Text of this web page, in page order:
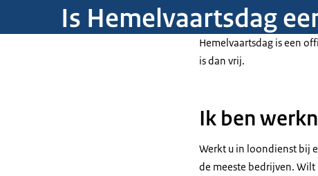
Is Hemelvaartsdag
Hemelvaartsdag is een
is dan vrij.
Ik ben
Werkt u in loondienst bij
de meeste bedrijven. Wilt